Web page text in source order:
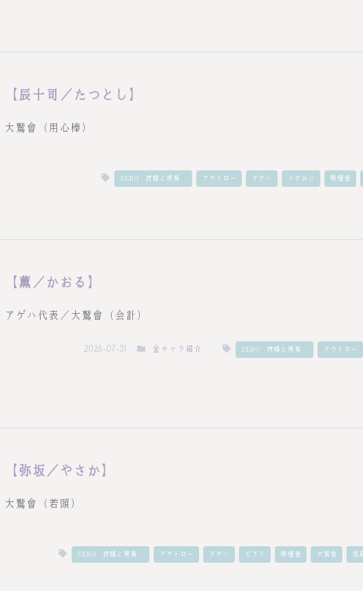
【辰十司／たつとし】
大鷲會（用心棒）
ZERO－夜蝶と黒鷲－ アウトロー アゲハ イケおじ 喫煙者
【薫／かおる】
アゲハ代表／大鷲會（会計）
2026-07-31 全キャラ紹介 ZERO－夜蝶と黒鷲－ , アウトロー
【弥坂／やさか】
大鷲會（若頭）
ZERO－夜蝶と黒鷲－ , アウトロー , アゲハ , ピアス , 喫煙者 , 大鷲會 , 尾